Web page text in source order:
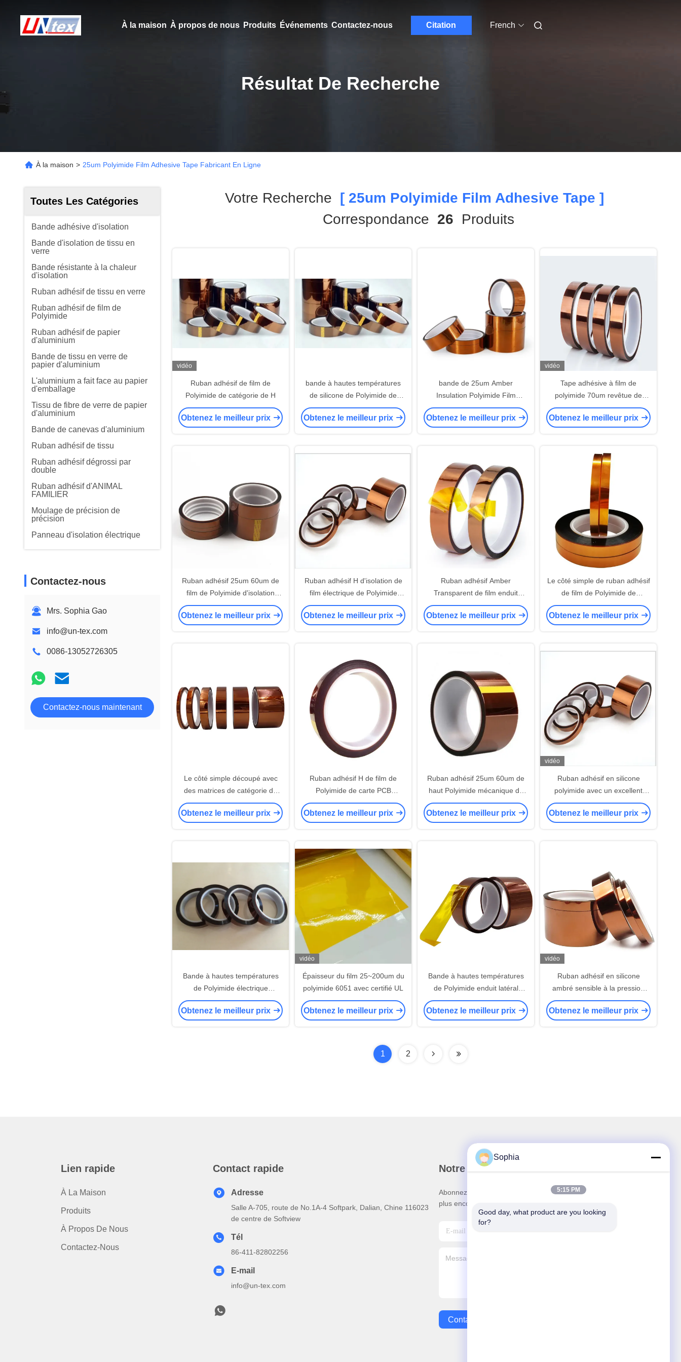
À la maison À propos de nous Produits Événements Contactez-nous Citation French
Résultat De Recherche
À la maison > 25um Polyimide Film Adhesive Tape Fabricant En Ligne
Toutes Les Catégories
Bande adhésive d'isolation
Bande d'isolation de tissu en
verre
Bande résistante à la chaleur
d'isolation
Ruban adhésif de tissu en verre
Ruban adhésif de film de
Polyimide
Ruban adhésif de papier
d'aluminium
Bande de tissu en verre de
papier d'aluminium
L'aluminium a fait face au papier
d'emballage
Tissu de fibre de verre de papier
d'aluminium
Bande de canevas d'aluminium
Ruban adhésif de tissu
Ruban adhésif dégrossi par
double
Ruban adhésif d'ANIMAL
FAMILIER
Moulage de précision de
précision
Panneau d'isolation électrique
Contactez-nous
Mrs. Sophia Gao
info@un-tex.com
0086-13052726305
Contactez-nous maintenant
Votre Recherche [ 25um Polyimide Film Adhesive Tape ]
Correspondance 26 Produits
vidéo
Ruban adhésif de film de
Polyimide de catégorie de H
Obtenez le meilleur prix
bande à hautes températures
de silicone de Polyimide de
ruban adhésif de film de
Polyimide de l'isolation 25um
Obtenez le meilleur prix
bande de 25um Amber
Insulation Polyimide Film
Adhesive
Obtenez le meilleur prix
vidéo
Tape adhésive à film de
polyimide 70um revêtue de
silicone sensible à la pression
Température de travail 200°C
Obtenez le meilleur prix
Ruban adhésif 25um 60um de
film de Polyimide d'isolation
thermique
Obtenez le meilleur prix
Ruban adhésif H d'isolation de
film électrique de Polyimide
n'évaluer aucun papier de
libération
Obtenez le meilleur prix
Ruban adhésif Amber
Transparent de film enduit
latéral simple de Polyimide
Obtenez le meilleur prix
Le côté simple de ruban adhésif
de film de Polyimide de
catégorie de H n'a enduit
aucune libération
Obtenez le meilleur prix
Le côté simple découpé avec
des matrices de catégorie du
ruban adhésif H de film de
Polyimide n'a enduit aucune
Obtenez le meilleur prix
Ruban adhésif H de film de
Polyimide de carte PCB
n'évaluer aucune libération
Obtenez le meilleur prix
Ruban adhésif 25um 60um de
haut Polyimide mécanique de
force
Obtenez le meilleur prix
vidéo
Ruban adhésif en silicone
polyimide avec un excellent
équilibre des propriétés
électrochimiques et physiques
Obtenez le meilleur prix
Bande à hautes températures
de Polyimide électrique
d'isolation
Obtenez le meilleur prix
vidéo
Épaisseur du film 25~200um du
polyimide 6051 avec certifié UL
Obtenez le meilleur prix
Bande à hautes températures
de Polyimide enduit latéral
simple de catégorie de H
Obtenez le meilleur prix
vidéo
Ruban adhésif en silicone
ambré sensible à la pression
55-70um pour les applications
de films polyimides
Obtenez le meilleur prix
1 2
Lien rapide
À La Maison
Produits
À Propos De Nous
Contactez-Nous
Contact rapide
Adresse
Salle A-705, route de No.1A-4 Softpark, Dalian, Chine 116023
de centre de Softview
Tél
86-411-82802256
E-mail
info@un-tex.com
Notre newsletter
Abonnez-vous à notre newsletter pour des réductions et
plus encore.
Contactez-Nous
Sophia
5:15 PM
Good day, what product are you looking
for?